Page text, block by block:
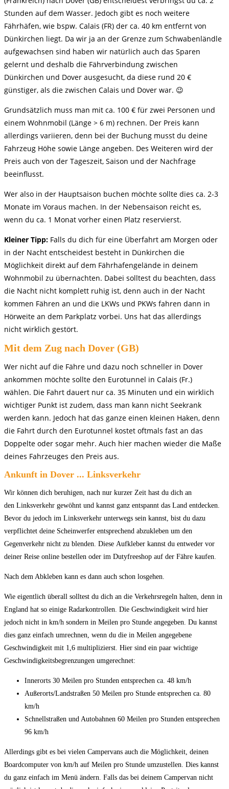
Stunden auf dem Wasser. Jedoch gibt es noch weitere
Fährhäfen, wie bspw. Calais (FR) der ca. 40 km entfernt von
Dünkirchen liegt. Da wir ja an der Grenze zum Schwabenländle
aufgewachsen sind haben wir natürlich auch das Sparen
gelernt und deshalb die Fährverbindung zwischen
Dünkirchen und Dover ausgesucht, da diese rund 20 €
günstiger, als die zwischen Calais und Dover war. 😉
Grundsätzlich muss man mit ca. 100 € für zwei Personen und
einem Wohnmobil (Länge > 6 m) rechnen. Der Preis kann
allerdings variieren, denn bei der Buchung musst du deine
Fahrzeug Höhe sowie Länge angeben. Des Weiteren wird der
Preis auch von der Tageszeit, Saison und der Nachfrage
beeinflusst.
Wer also in der Hauptsaison buchen möchte sollte dies ca. 2-3
Monate im Voraus machen. In der Nebensaison reicht es,
wenn du ca. 1 Monat vorher einen Platz reservierst.
Kleiner Tipp: Falls du dich für eine Überfahrt am Morgen oder
in der Nacht entscheidest besteht in Dünkirchen die
Möglichkeit direkt auf dem Fährhafengelände in deinem
Wohnmobil zu übernachten. Dabei solltest du beachten, dass
die Nacht nicht komplett ruhig ist, denn auch in der Nacht
kommen Fähren an und die LKWs und PKWs fahren dann in
Hörweite an dem Parkplatz vorbei. Uns hat das allerdings
nicht wirklich gestört.
Mit dem Zug nach Dover (GB)
Wer nicht auf die Fähre und dazu noch schneller in Dover
ankommen möchte sollte den Eurotunnel in Calais (Fr.)
wählen. Die Fahrt dauert nur ca. 35 Minuten und ein wirklich
wichtiger Punkt ist zudem, dass man kann nicht Seekrank
werden kann. Jedoch hat das ganze einen kleinen Haken, denn
die Fahrt durch den Eurotunnel kostet oftmals fast an das
Doppelte oder sogar mehr. Auch hier machen wieder die Maße
deines Fahrzeuges den Preis aus.
Ankunft in Dover ... Linksverkehr
Wir können dich beruhigen, nach nur kurzer Zeit hast du dich an
den Linksverkehr gewöhnt und kannst ganz entspannt das Land entdecken.
Bevor du jedoch im Linksverkehr unterwegs sein kannst, bist du dazu
verpflichtet deine Scheinwerfer entsprechend abzukleben um den
Gegenverkehr nicht zu blenden. Diese Aufkleber kannst du entweder vor
deiner Reise online bestellen oder im Dutyfreeshop auf der Fähre kaufen.
Nach dem Abkleben kann es dann auch schon losgehen.
Wie eigentlich überall solltest du dich an die Verkehrsregeln halten, denn in
England hat so einige Radarkontrollen. Die Geschwindigkeit wird hier
jedoch nicht in km/h sondern in Meilen pro Stunde angegeben. Du kannst
dies ganz einfach umrechnen, wenn du die in Meilen angegebene
Geschwindigkeit mit 1,6 multiplizierst. Hier sind ein paar wichtige
Geschwindigkeitsbegrenzungen umgerechnet:
Innerorts 30 Meilen pro Stunden entsprechen ca. 48 km/h
Außerorts/Landstraßen 50 Meilen pro Stunde entsprechen ca. 80
km/h
Schnellstraßen und Autobahnen 60 Meilen pro Stunden entsprechen
96 km/h
Allerdings gibt es bei vielen Campervans auch die Möglichkeit, deinen
Boardcomputer von km/h auf Meilen pro Stunde umzustellen. Dies kannst
du ganz einfach im Menü ändern. Falls das bei deinem Campervan nicht